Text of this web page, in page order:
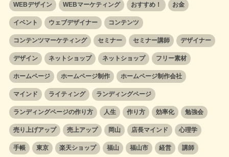
WEBデザイン WEBマーケティング おすすめ！ お金
イベント ウェブデザイナー コンテンツ
コンテンツマーケティング セミナー セミナー講師 デザイナー
デザイン ネットショップ ネットショップ フリー素材
ホームページ ホームページ制作 ホームページ制作会社
マインド ライティング ランディングページ
ランディングページの作り方 人生 作り方 効率化 勉強会
売り上げアップ 売上アップ 岡山 店長マインド 心理学
手帳 東京 楽天ショップ 福山 福山市 経営 講師